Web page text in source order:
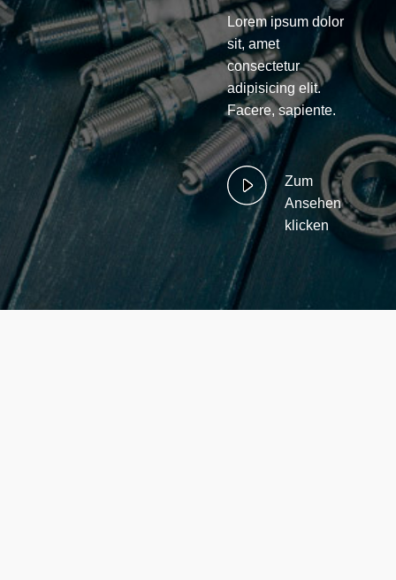
Lorem ipsum dolor
sit, amet
consectetur
adipisicing elit.
Facere, sapiente.
Zum
Ansehen
klicken